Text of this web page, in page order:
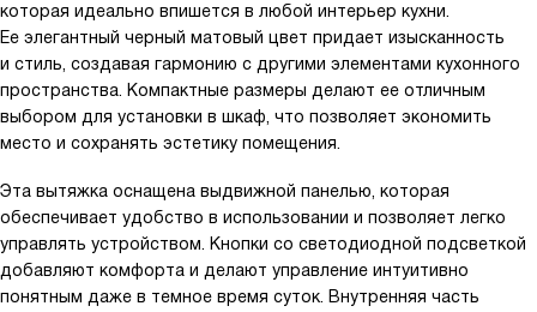
которая идеально впишется в любой интерьер кухни.
Ее элегантный черный матовый цвет придает изысканность
и стиль, создавая гармонию с другими элементами кухонного
пространства. Компактные размеры делают ее отличным
выбором для установки в шкаф, что позволяет экономить
место и сохранять эстетику помещения.
Эта вытяжка оснащена выдвижной панелью, которая
обеспечивает удобство в использовании и позволяет легко
управлять устройством. Кнопки со светодиодной подсветкой
добавляют комфорта и делают управление интуитивно
понятным даже в темное время суток. Внутренняя часть